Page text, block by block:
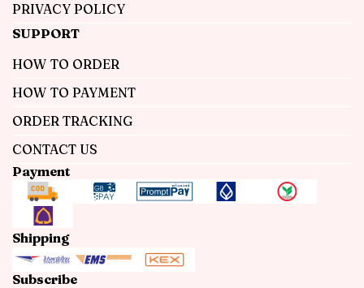
PRIVACY POLICY
SUPPORT
HOW TO ORDER
HOW TO PAYMENT
ORDER TRACKING
CONTACT US
Payment
Shipping
Subscribe